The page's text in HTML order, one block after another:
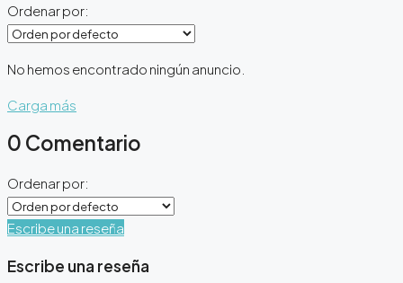
Ordenar por:
No hemos encontrado ningún anuncio.
Carga más
0 Comentario
Ordenar por:
Escribe una reseña
Escribe una reseña